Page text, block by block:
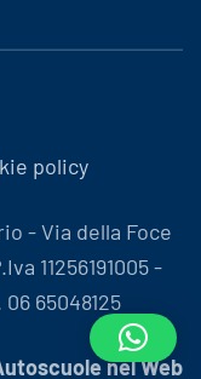
policy
- Via della Foce
11256191005 -
65048125
nel Web